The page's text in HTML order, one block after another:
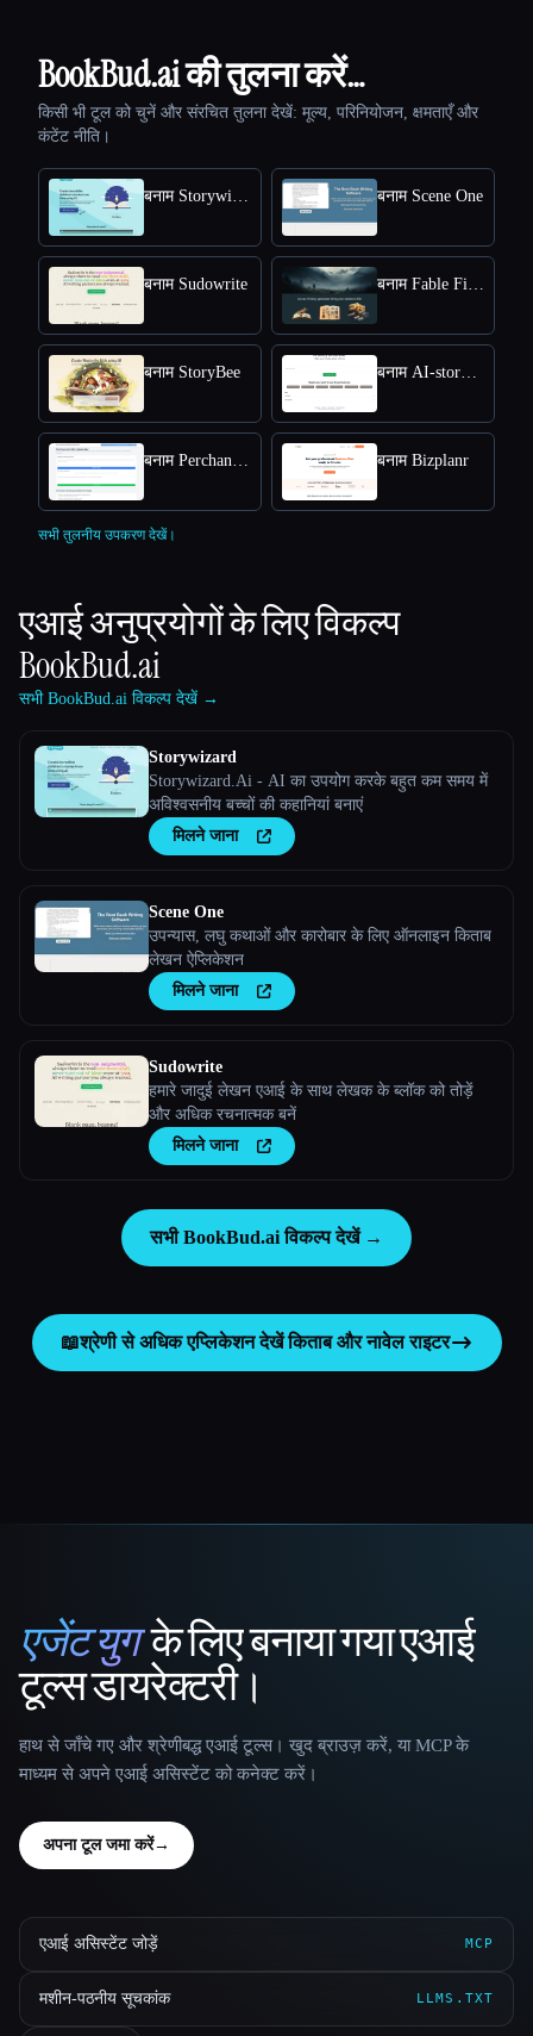
BookBud.ai की तुलना करें…
किसी भी टूल को चुनें और संरचित तुलना देखें: मूल्य, परिनियोजन, क्षमताएँ और
कंटेंट नीति।
बनाम Storywizard बनाम Scene One
बनाम Sudowrite बनाम Fable Fiesta
बनाम StoryBee बनाम AI-story-Generator site
बनाम Perchance AI Story बनाम Bizplanr
सभी तुलनीय उपकरण देखें।
एआई अनुप्रयोगों के लिए विकल्प
BookBud.ai
सभी BookBud.ai विकल्प देखें →
Storywizard
Storywizard.Ai - AI का उपयोग करके बहुत कम समय में
अविश्वसनीय बच्चों की कहानियां बनाएं
मिलने जाना
Scene One
उपन्यास, लघु कथाओं और कारोबार के लिए ऑनलाइन किताब
लेखन ऐप्लिकेशन
मिलने जाना
Sudowrite
हमारे जादुई लेखन एआई के साथ लेखक के ब्लॉक को तोड़ें
और अधिक रचनात्मक बनें
मिलने जाना
सभी BookBud.ai विकल्प देखें →
📖श्रेणी से अधिक एप्लिकेशन देखेंकिताब और नावेल राइटर
That AI Collection
एजेंट युगके लिए बनाया गया एआई
टूल्स डायरेक्टरी।
हाथ से जाँचे गए और श्रेणीबद्ध एआई टूल्स। खुद ब्राउज़ करें, या MCP के
माध्यम से अपने एआई असिस्टेंट को कनेक्ट करें।
अपना टूल जमा करें→
एआई असिस्टेंट जोड़ें MCP
मशीन-पठनीय सूचकांक LLMS.TXT